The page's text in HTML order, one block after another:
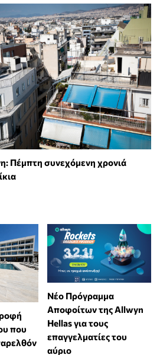
Πέμπτη συνεχόμενη χρονιά
που
Νέο Πρόγραμμα
Αποφοίτων της Allwyn
Hellas για τους
επαγγελματίες του
αύριο